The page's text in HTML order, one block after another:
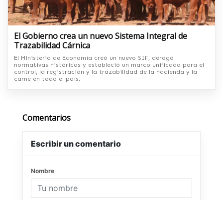
El Gobierno crea un nuevo Sistema Integral de
Trazabilidad Cárnica
El Ministerio de Economía creó un nuevo SIF, derogó
normativas históricas y estableció un marco unificado para el
control, la registración y la trazabilidad de la hacienda y la
carne en todo el país.
Comentarios
Escribir un comentario
Nombre